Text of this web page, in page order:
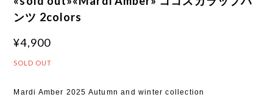
ンツ 2colors
¥4,900
SOLD OUT
Mardi Amber 2025 Autumn and winter collection